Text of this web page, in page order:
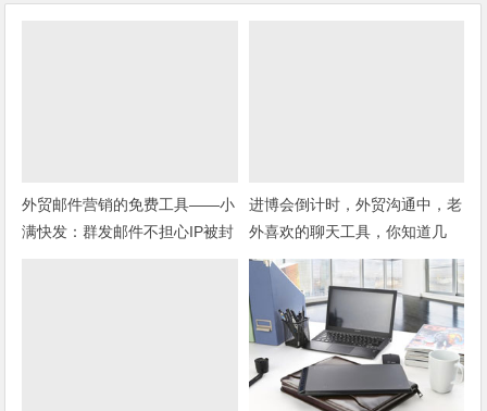
外贸邮件营销的免费工具——小
满快发：群发邮件不担心IP被封
进博会倒计时，外贸沟通中，老
外喜欢的聊天工具，你知道几
种？